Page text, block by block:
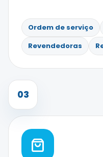
Ordem de serviço
Revendedoras
03